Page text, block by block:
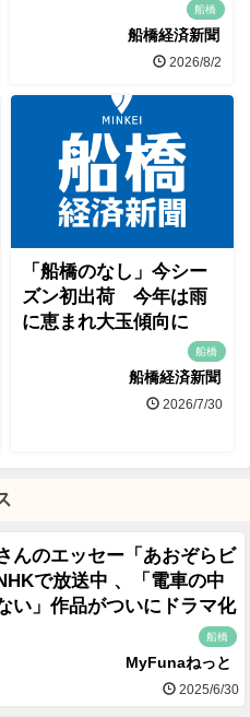
船橋
船橋経済新聞
2026/8/2
「船橋のなし」今シー
ズン初出荷 今年は雨
に恵まれ大玉傾向に
船橋
船橋経済新聞
2026/7/30
んのエッセー「あおぞらビ
で放送中 、「電車の中
い」作品がついにドラマ化
船橋
MyFunaねっと
2025/6/30